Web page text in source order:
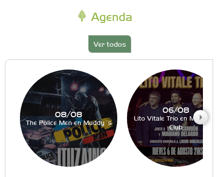
Agenda
Ver todos
08/08
The Police Men en Muddy´s
06/08
Lito Vitale Trio en Muddy´s
Club